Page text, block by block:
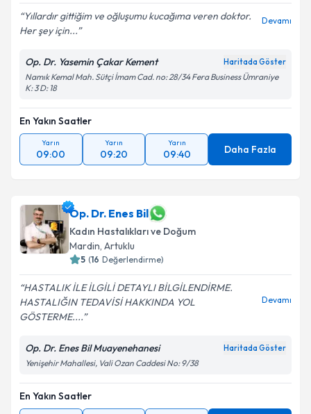
Yıllardır gittiğim ve oğluşumu kucağıma veren doktor.
Her şey için...
Devamı
Op. Dr. Yasemin Çakar Kement Haritada Göster
Namık Kemal Mah. Sütçi İmam Cad. no: 28/34 Fera Business Ümraniye
K: 3 D: 18
En Yakın Saatler
Yarın
09:00
Yarın
09:20
Yarın
09:40 Daha Fazla
Op. Dr. Enes Bil
Kadın Hastalıkları ve Doğum
Mardin, Artuklu
5 (16 Değerlendirme)
HASTALIK İLE İLGİLİ DETAYLI BİLGİLENDİRME.
HASTALIĞIN TEDAVİSİ HAKKINDA YOL
GÖSTERME....
Devamı
Op. Dr. Enes Bil Muayenehanesi Haritada Göster
Yenişehir Mahallesi, Vali Ozan Caddesi No: 9/38
En Yakın Saatler